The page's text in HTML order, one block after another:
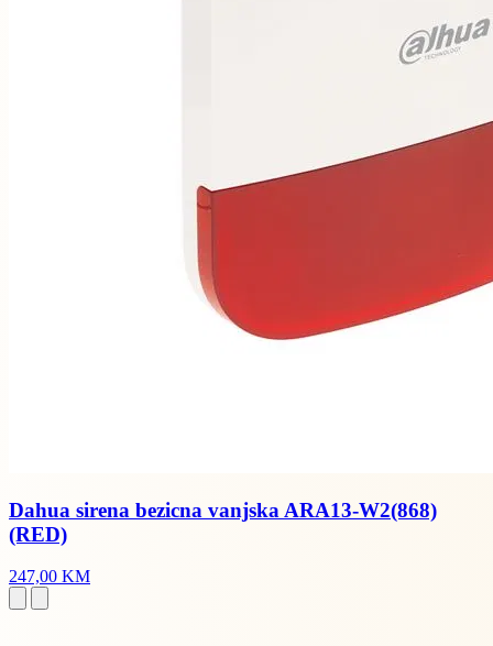
Dahua sirena bezicna vanjska ARA13-W2(868)
(RED)
247,00 KM